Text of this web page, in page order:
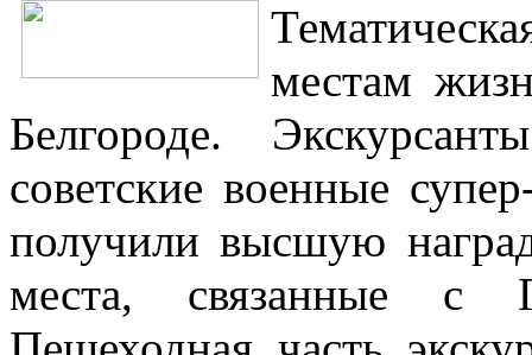
местам
Белгороде.
советские военные
получили высшую
места, связанные с